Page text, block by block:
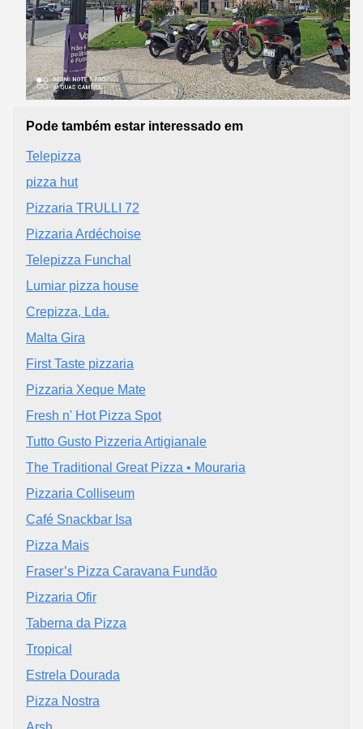
Pode também estar interessado em
Telepizza
pizza hut
Pizzaria TRULLI 72
Pizzaria Ardéchoise
Telepizza Funchal
Lumiar pizza house
Crepizza, Lda.
Malta Gira
First Taste pizzaria
Pizzaria Xeque Mate
Fresh n' Hot Pizza Spot
Tutto Gusto Pizzeria Artigianale
The Traditional Great Pizza • Mouraria
Pizzaria Colliseum
Café Snackbar Isa
Pizza Mais
Fraser’s Pizza Caravana Fundão
Pizzaria Ofir
Taberna da Pizza
Tropical
Estrela Dourada
Pizza Nostra